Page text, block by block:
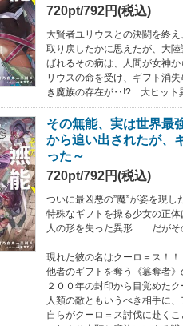
720pt/792円(税込)
大賢者ユリウスとの決闘を終
取り戻したかに思えたが、大
ばれるその病は、人間が女神
リウスの命を受け、ギフト消
き魔族の存在が‥!? 大ヒット
その無能、実は世界最
から追い出されたが、
った～
720pt/792円(税込)
ついに最凶悪の”魔”が姿を現
特殊なギフトを操る少女の正
人の形を失った異形……だがそ
現れた彼の名はクーロ＝ス！
他者のギフトを奪う《簒奪者》
２００年の封印から目覚めた
人類の敵ともいうべき相手に
自らがクーロ＝ス討伐に赴くこ